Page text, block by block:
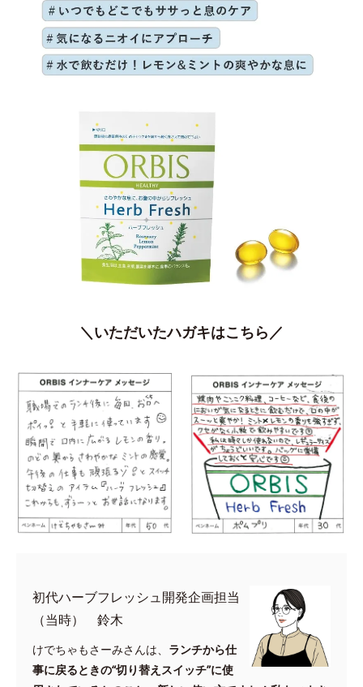
＼いただいたハガキはこちら／
初代ハーブフレッシュ開発企画担当
（当時） 鈴木
けでちゃもさーみさんは、 ランチから仕
事に戻るときの“切り替えスイッチ”に使